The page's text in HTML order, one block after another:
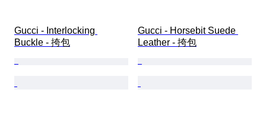
Gucci - Interlocking
Buckle - 挎包
Gucci - Horsebit Suede
Leather - 挎包